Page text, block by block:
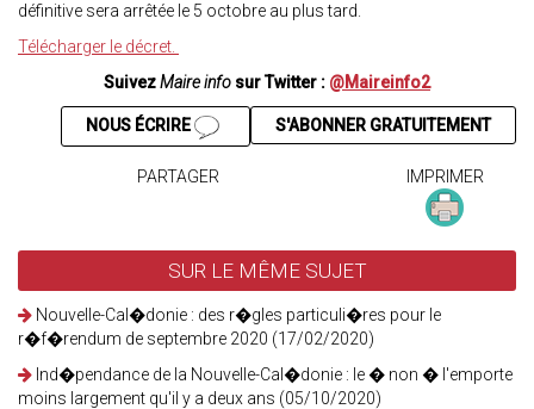
définitive sera arrêtée le 5 octobre au plus tard.
Télécharger le décret.
SuivezMaire info sur Twitter : @Maireinfo2
S'ABONNER GRATUITEMENT
NOUS ÉCRIRE
PARTAGER IMPRIMER
SUR LE MÊME SUJET
Nouvelle-Cal�donie : des r�gles particuli�res pour le
r�f�rendum de septembre 2020 (17/02/2020)
Ind�pendance de la Nouvelle-Cal�donie : le � non � l'emporte
moins largement qu'il y a deux ans (05/10/2020)